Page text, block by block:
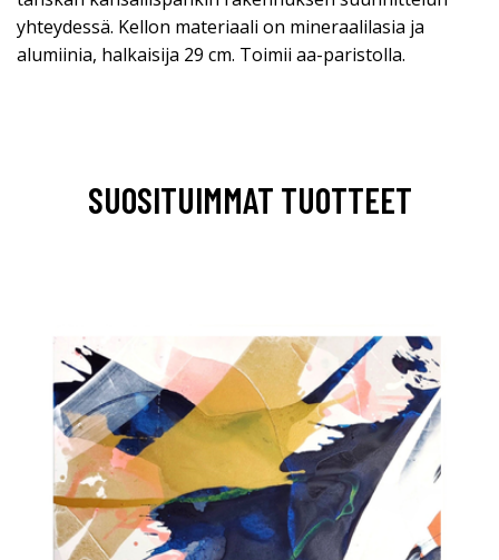
yhteydessä. Kellon materiaali on mineraalilasia ja
alumiinia, halkaisija 29 cm. Toimii aa-paristolla.
SUOSITUIMMAT TUOTTEET